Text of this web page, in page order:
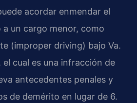
acordar enmendar el
a un cargo menor, como
(improper driving) bajo Va.
cual es una infracción de
antecedentes penales y
de demérito en lugar de 6.